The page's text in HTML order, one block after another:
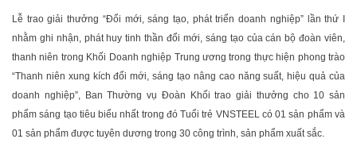
Lễ trao giải thưởng “Đổi mới, sáng tạo, phát triển doanh nghiệp” lần thứ I
nhằm ghi nhận, phát huy tinh thần đổi mới, sáng tạo của cán bộ đoàn viên,
thanh niên trong Khối Doanh nghiệp Trung ương trong thực hiện phong trào
“Thanh niên xung kích đổi mới, sáng tạo nâng cao năng suất, hiệu quả của
doanh nghiệp”, Ban Thường vụ Đoàn Khối trao giải thưởng cho 10 sản
phẩm sáng tạo tiêu biểu nhất trong đó Tuổi trẻ VNSTEEL có 01 sản phẩm và
01 sản phẩm được tuyên dương trong 30 công trình, sản phẩm xuất sắc.